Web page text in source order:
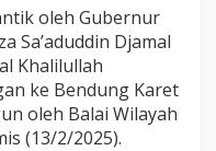
oleh Gubernur
Sa’aduddin Djamal
Khalilullah
ke Bendung Karet
oleh Balai Wilayah
(13/2/2025).